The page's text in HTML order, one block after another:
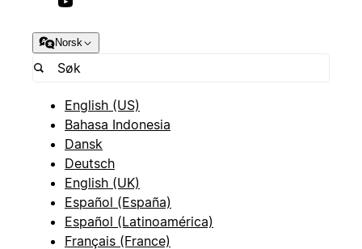
Norsk
English (US)
Bahasa Indonesia
Dansk
Deutsch
English (UK)
Español (España)
Español (Latinoamérica)
Français (France)